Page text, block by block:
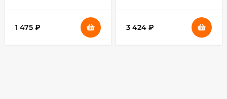
1 475 ₽ 3 424 ₽